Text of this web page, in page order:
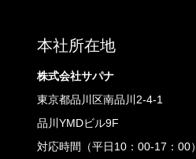
本社所在地
株式会社サパナ
東京都品川区南品川2-4-1
品川YMDビル9F
対応時間（平日10：00-17：00）